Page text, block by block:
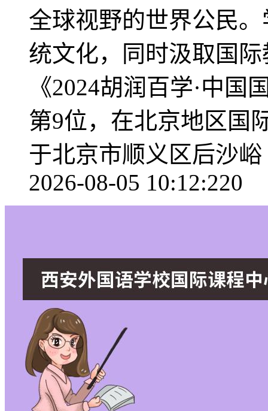
全球视野的世界公民
统文化，同时汲取国
《2024胡润百学·中
第9位，在北京地区国
于北京市顺义区后沙峪
2026-08-05 10:12:220